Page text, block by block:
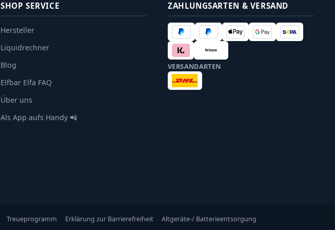
SHOP SERVICE
Hersteller
Liquidrechner
Blog
Elfbar Elfa FAQ
Über uns
Als App aufs Handy 📲
ZAHLUNGSARTEN & VERSAND
VERSANDARTEN
Treueprogramm Erklärung zur Barrierefreiheit Altgeräte-/ Batterieentsorgung